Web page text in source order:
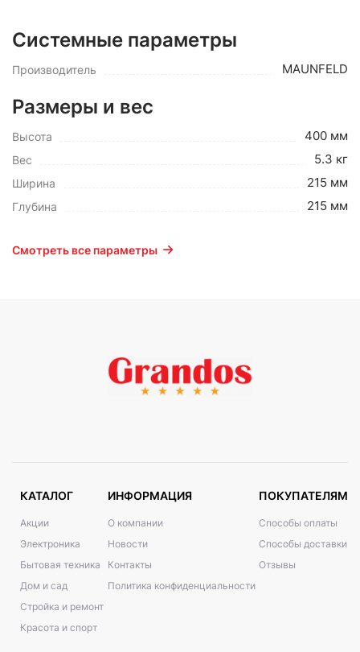
Системные параметры
Производитель MAUNFELD
Размеры и вес
Высота 400 мм
Вес 5.3 кг
Ширина 215 мм
Глубина 215 мм
Смотреть все параметры
КАТАЛОГ
Акции
Электроника
Бытовая техника
Дом и сад
Стройка и ремонт
Красота и спорт
ИНФОРМАЦИЯ
О компании
Новости
Контакты
Политика конфиденциальности
ПОКУПАТЕЛЯМ
Способы оплаты
Способы доставки
Отзывы